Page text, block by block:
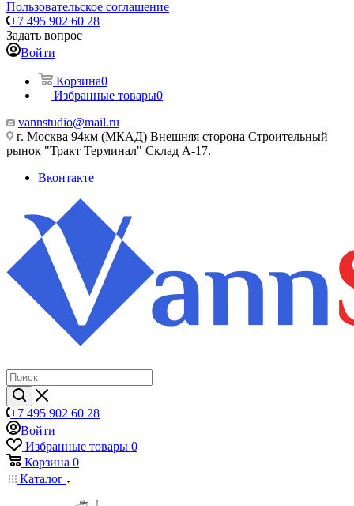
Пользовательское соглашение
+7 495 902 60 28
Задать вопрос
Войти
Корзина0
Избранные товары0
vannstudio@mail.ru
г. Москва 94км (МКАД) Внешняя сторона Строительный
рынок "Тракт Терминал" Склад А-17.
Вконтакте
+7 495 902 60 28
Войти
Избранные товары 0
Корзина 0
Каталог